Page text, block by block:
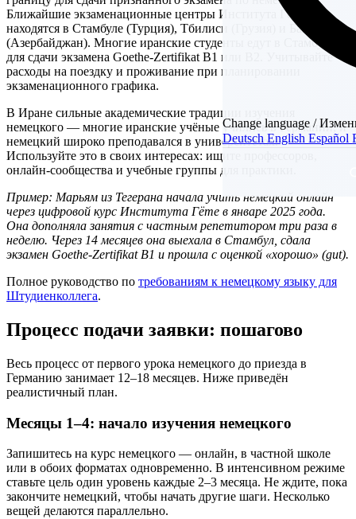
Change language /
DeutschEnglishEspañol
Ближайшие экзаменационные центры Института Гёте
находятся в Стамбуле (Турция), Тбилиси (Грузия) и Баку
(Азербайджан). Многие иранские студенты едут в Стамбул
для сдачи экзамена Goethe-Zertifikat B1 или B2. Учитывайте
расходы на поездку и проживание при планировании
экзаменационного графика.
В Иране сильные академические традиции изучения
немецкого — многие иранские учёные учились в Германии, и
немецкий широко преподавался в университетах.
Используйте это в своих интересах: ищите профессоров,
онлайн-сообщества и учебные группы для практики.
Пример: Марьям из Тегерана начала учить немецкий онлайн
через цифровой курс Института Гёте в январе 2025 года.
Она дополняла занятия с частным репетитором три раза в
неделю. Через 14 месяцев она выехала в Стамбул, сдала
экзамен Goethe-Zertifikat B1 и прошла с оценкой «хорошо» (gut).
Полное руководство по требованиям к немецкому языку для
Штудиенколлега.
Процесс подачи заявки: пошагово
Весь процесс от первого урока немецкого до приезда в
Германию занимает 12–18 месяцев. Ниже приведён
реалистичный план.
Месяцы 1–4: начало изучения немецкого
Запишитесь на курс немецкого — онлайн, в частной школе
или в обоих форматах одновременно. В интенсивном режиме
ставьте цель один уровень каждые 2–3 месяца. Не ждите, пока
закончите немецкий, чтобы начать другие шаги. Несколько
вещей делаются параллельно.